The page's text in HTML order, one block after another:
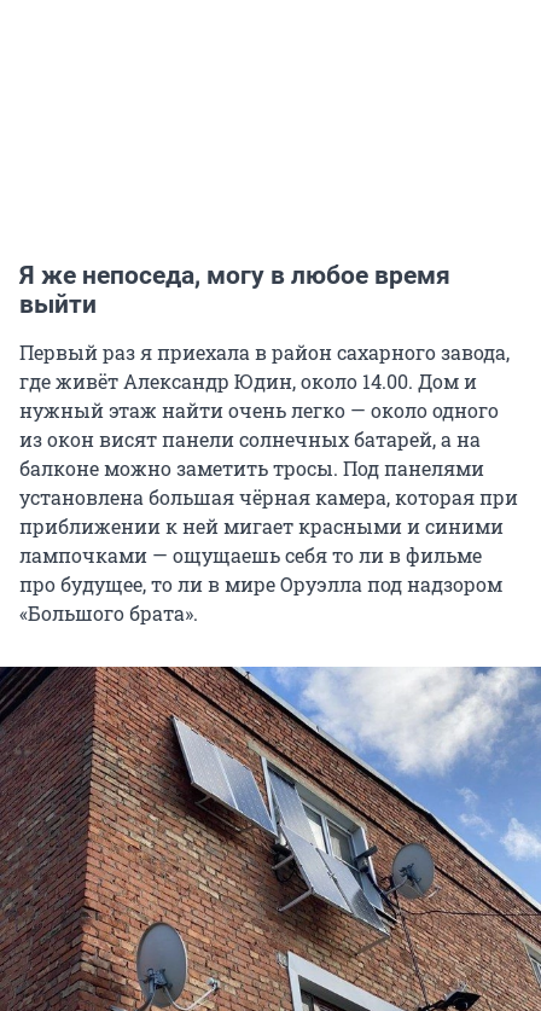
Я же непоседа, могу в любое время
выйти
Первый раз я приехала в район сахарного завода,
где живёт Александр Юдин, около 14.00. Дом и
нужный этаж найти очень легко — около одного
из окон висят панели солнечных батарей, а на
балконе можно заметить тросы. Под панелями
установлена большая чёрная камера, которая при
приближении к ней мигает красными и синими
лампочками — ощущаешь себя то ли в фильме
про будущее, то ли в мире Оруэлла под надзором
«Большого брата».